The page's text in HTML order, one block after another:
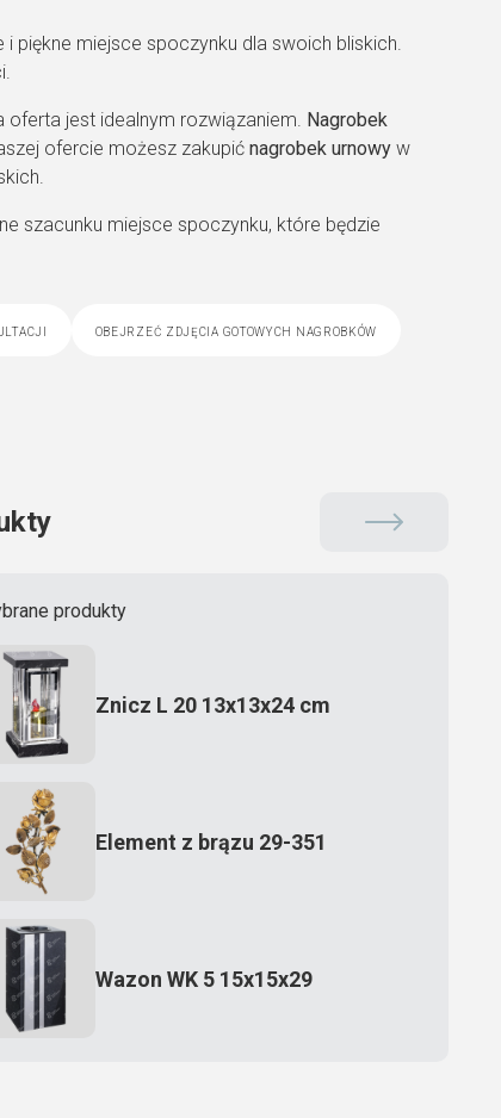
piękne miejsce spoczynku dla swoich bliskich.
oferta jest idealnym rozwiązaniem. Nagrobek
ofercie możesz zakupić nagrobek urnowy w
szacunku miejsce spoczynku, które będzie
obejrzeć zdjęcia gotowych nagrobków
produkty
Znicz L 20 13x13x24 cm
Element z brązu 29-351
Wazon WK 5 15x15x29